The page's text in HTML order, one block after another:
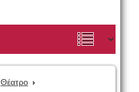
Θέατρο